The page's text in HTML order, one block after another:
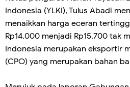
Indonesia (YLKI), Tulus Abadi
menaikkan harga eceran
Rp14.000 menjadi Rp15.700 tak
Indonesia merupakan eksportir
(CPO) yang merupakan bahan